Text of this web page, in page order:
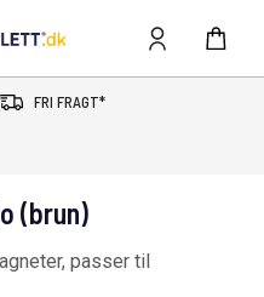
FRI FRAGT*
(brun)
passer til